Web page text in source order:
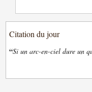
Citation du jour
“Si un arc-en-ciel dure un